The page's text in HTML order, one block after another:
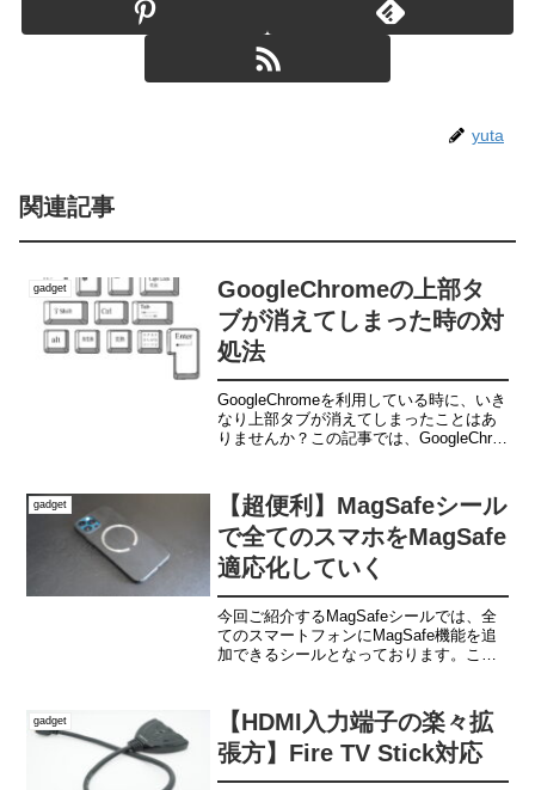
yuta
関連記事
gadget
GoogleChromeの上部タ
ブが消えてしまった時の対
処法
GoogleChromeを利用している時に、いき
なり上部タブが消えてしまったことはあ
りませんか？この記事では、GoogleChrタ
gadget
【超便利】MagSafeシール
で全てのスマホをMagSafe
適応化していく
今回ご紹介するMagSafeシールでは、全
てのスマートフォンにMagSafe機能を追
加できるシールとなっております。これ
性の良い商品になりますので、ぜひ参考
にしてみてください。
gadget
【HDMI入力端子の楽々拡
張方】Fire TV Stick対応